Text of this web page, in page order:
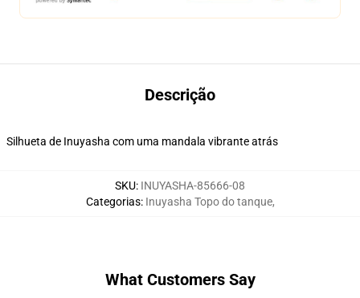
Descrição
Silhueta de Inuyasha com uma mandala vibrante atrás
SKU: INUYASHA-85666-08
Categorias: Inuyasha Topo do tanque,
What Customers Say